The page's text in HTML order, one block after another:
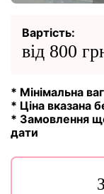
Вартість:
від 800
* Мінімальна
* Ціна вказана
* Замовлення
дати